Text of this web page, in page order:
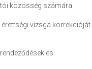
közösség számára
vizsga korrekcióját
és